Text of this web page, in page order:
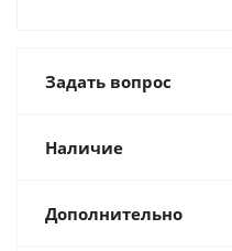
Задать вопрос
Наличие
Дополнительно